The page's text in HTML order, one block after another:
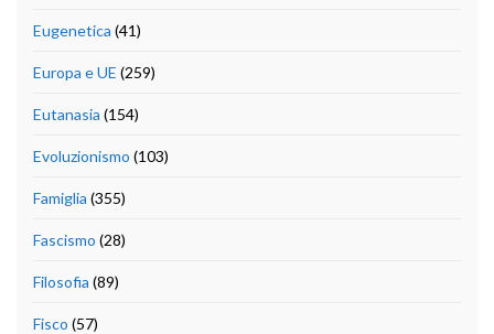
Eugenetica (41)
Europa e UE (259)
Eutanasia (154)
Evoluzionismo (103)
Famiglia (355)
Fascismo (28)
Filosofia (89)
Fisco (57)